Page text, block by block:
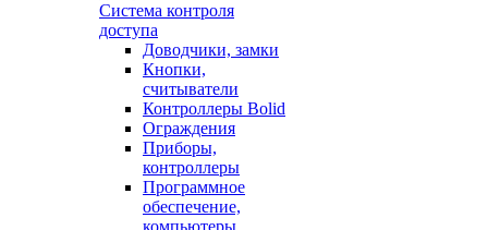
Система контроля
доступа
Доводчики, замки
Кнопки,
считыватели
Контроллеры Bolid
Ограждения
Приборы,
контроллеры
Программное
обеспечение,
компьютеры